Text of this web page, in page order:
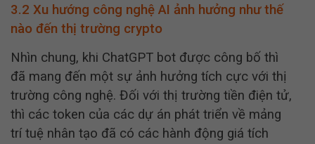
3.2 Xu hướng công nghệ AI ảnh hưởng như thế
nào đến thị trường crypto
Nhìn chung, khi ChatGPT bot được công bố thì
đã mang đến một sự ảnh hưởng tích cực với thị
trường công nghệ. Đối với thị trường tiền điện tử,
thì các token của các dự án phát triển về mảng
trí tuệ nhân tạo đã có các hành động giá tích